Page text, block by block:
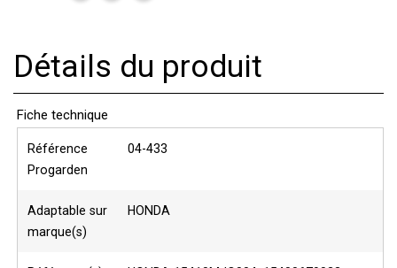
Détails du produit
Fiche technique
Référence
Progarden
04-433
Adaptable sur
marque(s)
HONDA